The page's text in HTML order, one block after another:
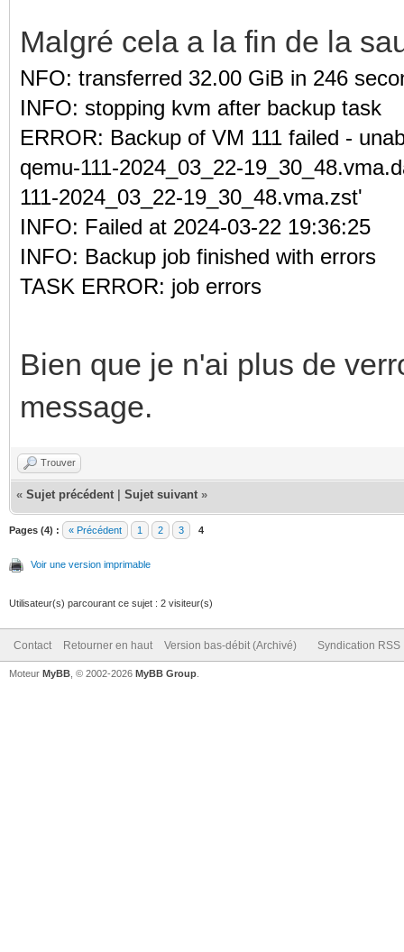
Malgré cela a la fin de la
NFO: transferred 32.00 GiB in 246
INFO: stopping kvm after backup task
ERROR: Backup of VM 111 failed -
qemu-111-2024_03_22-
111-2024_03_22-19_30_48.vma.zst'
INFO: Failed at 2024-03-22 19:36:25
INFO: Backup job finished with errors
TASK ERROR: job errors
Bien que je n'ai plus de
message.
Trouver
« Sujet précédent Sujet suivant »
Pages (4) : « Précédent 1 2 3 4
Voir une version imprimable
Utilisateur(s) parcourant ce sujet : 2 visiteur(s)
Contact Retourner en haut Version bas-débit (Archivé) Syndication RSS
Moteur MyBB , © 2002-2026 MyBB Group